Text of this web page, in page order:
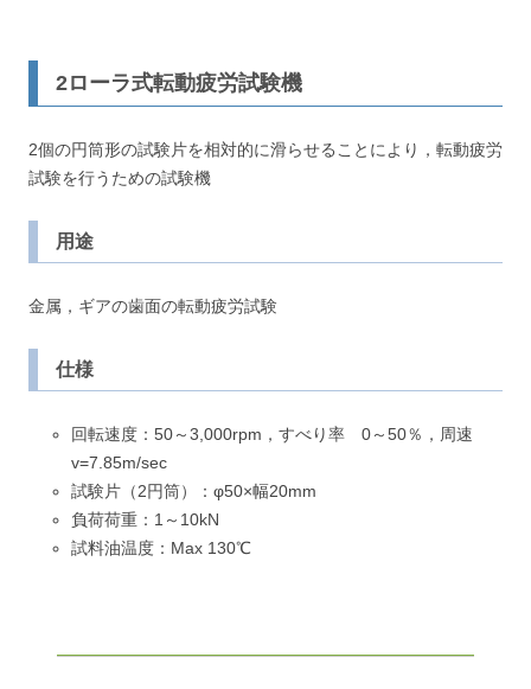
2ローラ式転動疲労試験機
2個の円筒形の試験片を相対的に滑らせることにより，転動疲労
試験を行うための試験機
用途
金属，ギアの歯面の転動疲労試験
仕様
回転速度：50～3,000rpm，すべり率 0～50％，周速
v=7.85m/sec
試験片（2円筒）：φ50×幅20mm
負荷荷重：1～10kN
試料油温度：Max 130℃